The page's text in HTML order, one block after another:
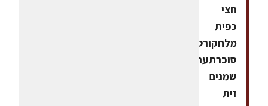
חצי
כפית
מלחקורט
סוכרתערובת
שמנים
זית